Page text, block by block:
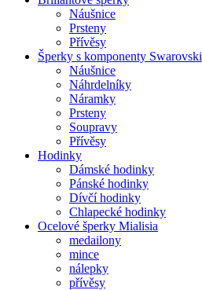
Náušnice
Prsteny
Přívěsy
Šperky s komponenty Swarovski
Náušnice
Náhrdelníky
Náramky
Prsteny
Soupravy
Přívěsy
Hodinky
Dámské hodinky
Pánské hodinky
Dívčí hodinky
Chlapecké hodinky
Ocelové šperky Mialisia
medailony
mince
nálepky
přívěsy